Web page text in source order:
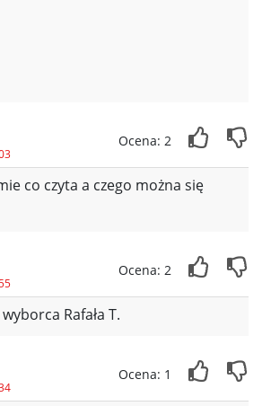
Ocena: 2
co czyta a czego można się
Ocena: 2
Rafała T.
Ocena: 1